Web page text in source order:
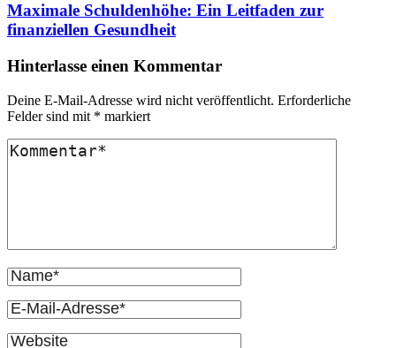
Maximale Schuldenhöhe: Ein Leitfaden zur
finanziellen Gesundheit
Hinterlasse einen Kommentar
Deine E-Mail-Adresse wird nicht veröffentlicht. Erforderliche
Felder sind mit * markiert
Kommentar
Vollständiger
Name
E-
Mail
Website